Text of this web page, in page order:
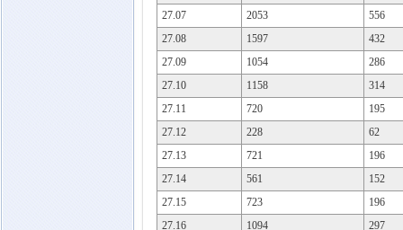
27.07
2053
556
27.08
1597
432
27.09
1054
286
27.10
1158
314
27.11
720
195
27.12
228
62
27.13
721
196
27.14
561
152
27.15
723
196
27.16
1094
297